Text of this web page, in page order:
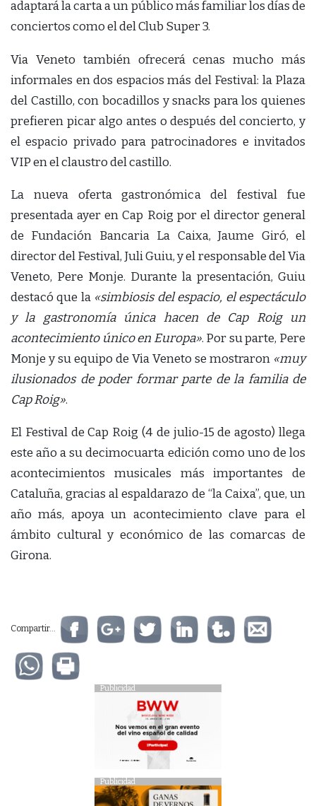
adaptará la carta a un público más familiar los días de
conciertos como el del Club Super 3.
Via Veneto también ofrecerá cenas mucho más
informales en dos espacios más del Festival: la Plaza
del Castillo, con bocadillos y snacks para los quienes
prefieren picar algo antes o después del concierto, y
el espacio privado para patrocinadores e invitados
VIP en el claustro del castillo.
La nueva oferta gastronómica del festival fue
presentada ayer en Cap Roig por el director general
de Fundación Bancaria La Caixa, Jaume Giró, el
director del Festival, Juli Guiu, y el responsable del Via
Veneto, Pere Monje. Durante la presentación, Guiu
destacó que la«simbiosis del espacio, el espectáculo
y la gastronomía única hacen de Cap Roig un
acontecimiento único en Europa». Por su parte, Pere
Monje y su equipo de Via Veneto se mostraron «muy
ilusionados de poder formar parte de la familia de
Cap Roig».
El Festival de Cap Roig (4 de julio-15 de agosto) llega
este año a su decimocuarta edición como uno de los
acontecimientos musicales más importantes de
Cataluña, gracias al espaldarazo de “la Caixa”, que, un
año más, apoya un acontecimiento clave para el
ámbito cultural y económico de las comarcas de
Girona.
Compartir...
Publicidad
Publicidad